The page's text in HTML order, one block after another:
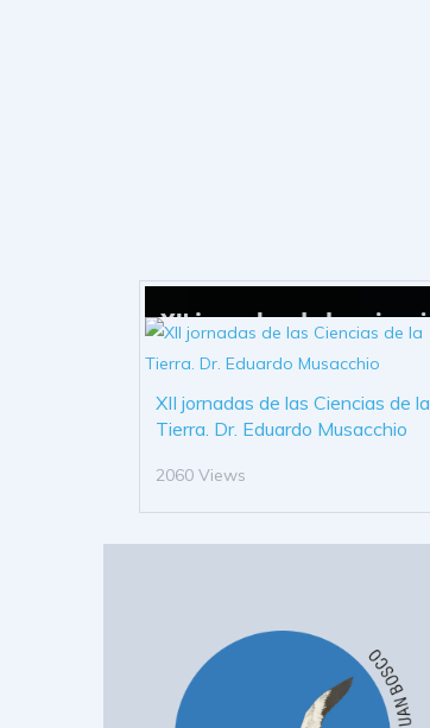
XII jornadas de las Ciencias de la
Tierra. Dr. Eduardo Musacchio
2060 Views